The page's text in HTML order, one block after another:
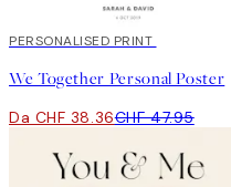
20%*
PERSONALISED PRINT
We Together Personal Poster
Da CHF 38.36CHF 47.95